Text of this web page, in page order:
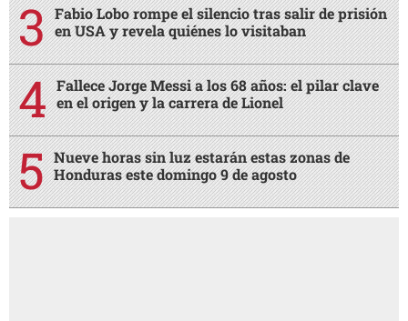
Fabio Lobo rompe el silencio tras salir de prisión
en USA y revela quiénes lo visitaban
Fallece Jorge Messi a los 68 años: el pilar clave
en el origen y la carrera de Lionel
Nueve horas sin luz estarán estas zonas de
Honduras este domingo 9 de agosto